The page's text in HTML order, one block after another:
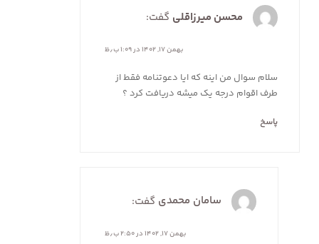
محسن میرزاقلی گفت:
بهمن ۱۷, ۱۴۰۲ در ۱:۰۹ ب٫ظ
سلام سوال من اینه که ایا دعوتنامه فقط از
طرف اقوام درجه یک میشه دریافت کرد ؟
پاسخ
سامان محمدی گفت:
بهمن ۱۷, ۱۴۰۲ در ۲:۵۰ ب٫ظ